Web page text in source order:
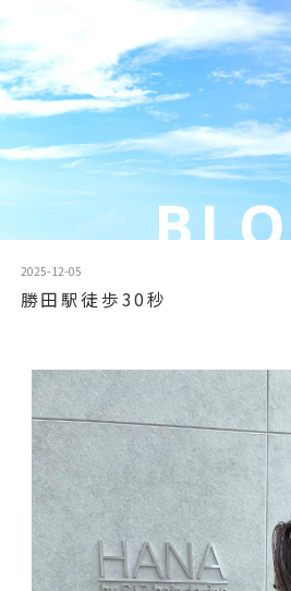
2025-12-05
勝田駅徒歩30秒